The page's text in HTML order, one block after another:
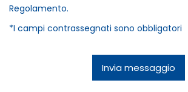
Regolamento.
*I campi contrassegnati sono obbligatori